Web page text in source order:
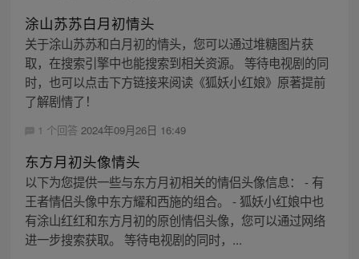
涂山苏苏白月初情头
关于涂山苏苏和白月初的情头，您可以通过堆糖图片获
取，在搜索引擎中也能搜索到相关资源。 等待电视剧的同
时，也可以点击下方链接来阅读《狐妖小红娘》原著提前
了解剧情了！
1 个回答 2024年09月26日 16:49
东方月初头像情头
以下为您提供一些与东方月初相关的情侣头像信息： - 有
王者情侣头像中东方耀和西施的组合。 - 狐妖小红娘中也
有涂山红红和东方月初的原创情侣头像，您可以通过网络
进一步搜索获取。 等待电视剧的同时，...